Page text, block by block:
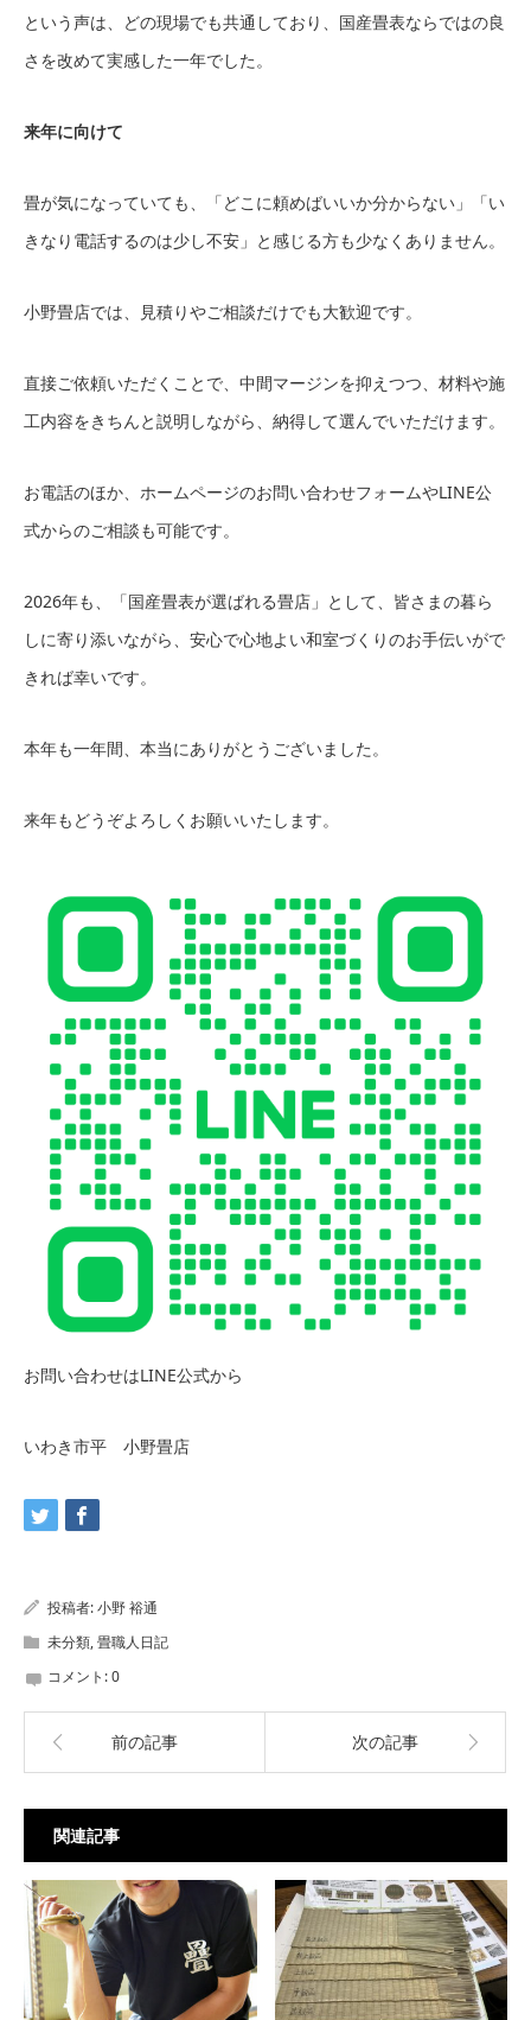
という声は、どの現場でも共通しており、国産畳表ならではの良
さを改めて実感した一年でした。
来年に向けて
畳が気になっていても、「どこに頼めばいいか分からない」「い
きなり電話するのは少し不安」と感じる方も少なくありません。
小野畳店では、見積りやご相談だけでも大歓迎です。
直接ご依頼いただくことで、中間マージンを抑えつつ、材料や施
工内容をきちんと説明しながら、納得して選んでいただけます。
お電話のほか、ホームページのお問い合わせフォームやLINE公
式からのご相談も可能です。
2026年も、「国産畳表が選ばれる畳店」として、皆さまの暮ら
しに寄り添いながら、安心で心地よい和室づくりのお手伝いがで
きれば幸いです。
本年も一年間、本当にありがとうございました。
来年もどうぞよろしくお願いいたします。
お問い合わせはLINE公式から
いわき市平 小野畳店
投稿者:小野 裕通
未分類,畳職人日記
コメント:0
前の記事 次の記事
関連記事